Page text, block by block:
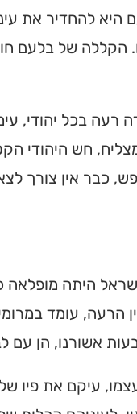
היא להחדיר את
הקללה של בלעם
רעה בכל יהודי,
חש היהודי
כבר אין צורך
היתה
הרעה, עומד
אשורנו, הן עם
עיקם את פיו
או